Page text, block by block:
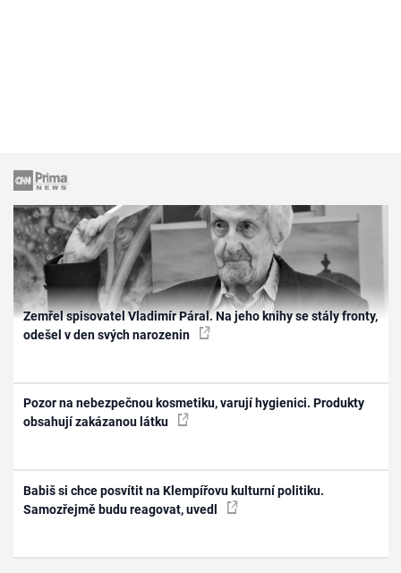
Zemřel spisovatel Vladimír Páral. Na jeho knihy se stály fronty,
odešel v den svých narozenin
Pozor na nebezpečnou kosmetiku, varují hygienici. Produkty
obsahují zakázanou látku
Babiš si chce posvítit na Klempířovu kulturní politiku.
Samozřejmě budu reagovat, uvedl